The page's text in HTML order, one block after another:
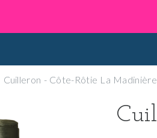
Cuilleron - Côte-Rôtie La Madinière